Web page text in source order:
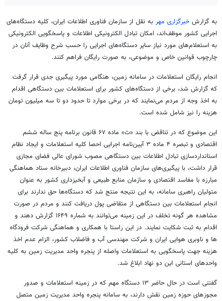
به گزارش خبرگزاری مهر به نقل از سازمان فناوری اطلاعات ایران، کلیه دستگاه‌های
اجرایی کشور موظف‌اند، امکان تبادل الکترونیکی اطلاعات و پاسخگویی الکترونیکی
به استعلام‌های مورد نیاز سایر دستگاه‌های اجرایی را حسب شرح وظایف آنان در
چارچوب قوانین خاص و موضوعی، به صورت رایگان فراهم کنند.
انجام رایگان استعلامات در سامانه زمین، هنگامی مورد پیگیری جدی قرار گرفت
که گزارش شد، برخی از دستگاه‌های کشور برای استعلامات بین دستگاهی اقدام
به اخذ وجه از مردم می‌نمایند که در برخی موارد تا حدود دو تا سه میلیون تومان
هزینه را نیز شامل شده است.
این موضوع که در تناقض با بند «ث» ماده ۶۷ قانون برنامه پنج ساله ششم
اقتصادی و تبصره ۴ ماده ۳ آیین‌نامه اجرایی احصا کلیه استعلامات و ایجاد نظام
استانداردسازی تبادل اطلاعات بین دستگاهی مصوب شورای عالی فضای مجازی
قرار داشت، با پیگیری‌های سازمان فناوری اطلاعات ایران، دبیرخانه ستاد هماهنگی
مبارزه با مفاسد اقتصادی و سازمان منابع طبیعی و آبخیزداری کشور به عنوان
متولیان راهبری سامانه، به این نتیجه منتج شد که دستگاه‌ها حق ندارند برای
انجام استعلامات بین دستگاهی از متقاضی پول دریافت کنند و مردم در صورت
مشاهده هر گونه تخلف در این زمینه می‌توانند به شماره ۱۶۴۹ گزارش دهند و
اقدام به ثبت شکایت نمایند. در این راستا با همکاری و هماهنگی شرکت فرودگاه
ها و ناوبری هوایی ایران و شرکت مهندسی آب و فاضلاب کشور، الزام عدم اخذ
هزینه جهت پاسخگویی به استعلامات واصله از پنجره واحد مدیریت زمین به کلیه
واحدهای استانی این دو نهاد ابلاغ شد.
گفتنی است در حال حاضر ۱۳ دستگاه مهم که در زمینه استعلامات و صدور
مجوزهای حوزه زمین نقش دارند، به سامانه پنجره واحد مدیریت زمین متصل